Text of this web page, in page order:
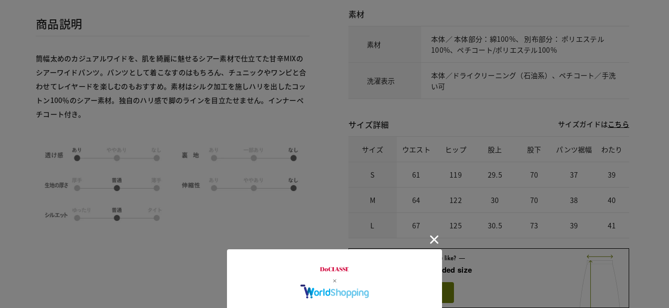
商品説明
筒幅太めのカジュアルワイドを、肌を綺麗に魅せるシアー素材で仕立てた甘辛MIXの
シアーワイドパンツ。パンツとして着こなすのはもちろん、チュニックやワンピと合
わせてレイヤードを楽しむのもおすすめ。素材はシルク加工を施しハリを出したコッ
トン100％のシアー素材。独自のハリ感で脚のラインを目立たせません。インナーペ
チコート付き。
素材
素材
本体／ 本体部分：綿100%、 別布部分： ポリエステル
100%、ペチコート/ポリエステル100%
洗濯表示
本体／ドライクリーニング（石油系）、ペチコート／手洗
い可
サイズ詳細 サイズガイドはこちら
サイズ ウエスト ヒップ 股上 股下 パンツ裾幅 わたり
S 61 119 29.5 70 37 39
M 64 122 30 70 38 40
L 67 125 30.5 73 39 41
Check the recommended size